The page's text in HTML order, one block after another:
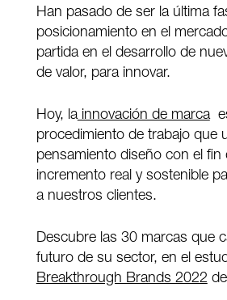
Han pasado de ser la última
posicionamiento en el
partida en el desarrollo de
de valor, para innovar.
Hoy, lainnovación de marca
procedimiento de trabajo que
pensamiento diseño con el fin
incremento real y sostenible
a nuestros clientes.
Descubre las 30 marcas que
futuro de su sector, en el
Breakthrough Brands 2022